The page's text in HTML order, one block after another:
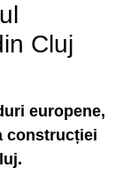
Cluj
europene,
construcției